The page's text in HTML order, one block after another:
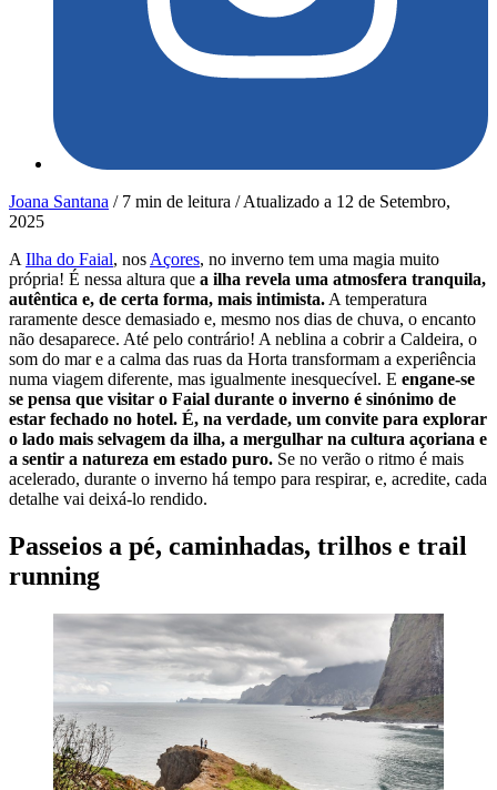
Joana Santana / 7 min de leitura /Atualizado a 12 de Setembro,
2025
AIlha do Faial, nosAçores, no inverno tem uma magia muito
própria! É nessa altura que a ilha revela uma atmosfera tranquila,
autêntica e, de certa forma, mais intimista.A temperatura
raramente desce demasiado e, mesmo nos dias de chuva, o encanto
não desaparece. Até pelo contrário! A neblina a cobrir a Caldeira, o
som do mar e a calma das ruas da Horta transformam a experiência
numa viagem diferente, mas igualmente inesquecível. E engane-se
se pensa que visitar o Faial durante o inverno é sinónimo de
estar fechado no hotel. É, na verdade, um convite para explorar
o lado mais selvagem da ilha, a mergulhar na cultura açoriana e
a sentir a natureza em estado puro. Se no verão o ritmo é mais
acelerado, durante o inverno há tempo para respirar, e, acredite, cada
detalhe vai deixá-lo rendido.
Passeios a pé, caminhadas, trilhos e trail
running